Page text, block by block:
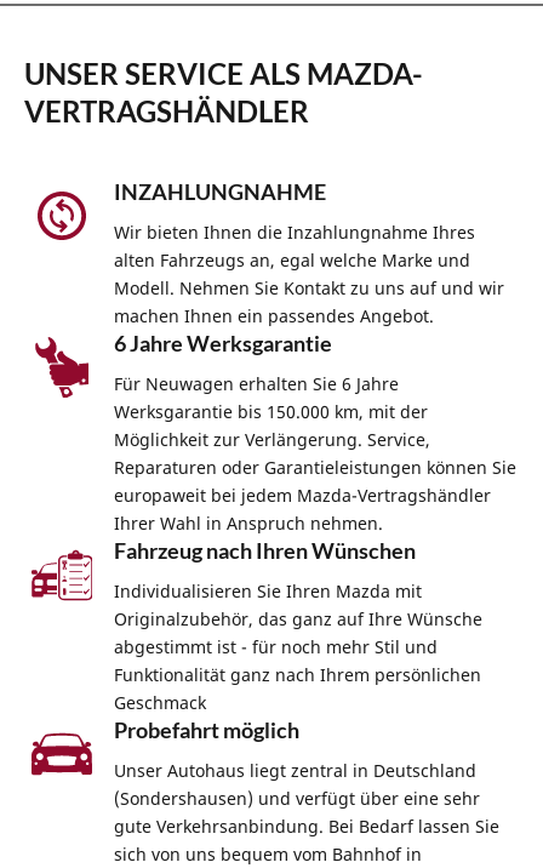
UNSER SERVICE ALS MAZDA-
VERTRAGSHÄNDLER
INZAHLUNGNAHME
Wir bieten Ihnen die Inzahlungnahme Ihres
alten Fahrzeugs an, egal welche Marke und
Modell. Nehmen Sie Kontakt zu uns auf und wir
machen Ihnen ein passendes Angebot.
6 Jahre Werksgarantie
Für Neuwagen erhalten Sie 6 Jahre
Werksgarantie bis 150.000 km, mit der
Möglichkeit zur Verlängerung. Service,
Reparaturen oder Garantieleistungen können Sie
europaweit bei jedem Mazda-Vertragshändler
Ihrer Wahl in Anspruch nehmen.
Fahrzeug nach Ihren Wünschen
Individualisieren Sie Ihren Mazda mit
Originalzubehör, das ganz auf Ihre Wünsche
abgestimmt ist - für noch mehr Stil und
Funktionalität ganz nach Ihrem persönlichen
Geschmack
Probefahrt möglich
Unser Autohaus liegt zentral in Deutschland
(Sondershausen) und verfügt über eine sehr
gute Verkehrsanbindung. Bei Bedarf lassen Sie
sich von uns bequem vom Bahnhof in